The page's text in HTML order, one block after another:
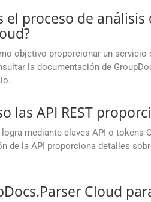
el proceso de
objetivo proporcionar un
la documentación de
las API REST
mediante claves API o tokens
de la API proporciona detalles
Cloud